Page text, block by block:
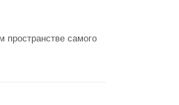
пространстве самого